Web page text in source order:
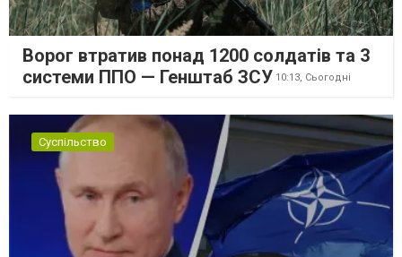
Ворог втратив понад 1200 солдатів та 3
системи ППО — Генштаб ЗСУ 10:13, Сьогодні
Суспільство